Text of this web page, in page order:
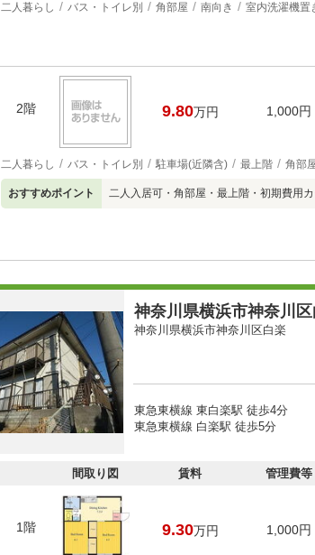
二人暮らし バス・トイレ別 角部屋 南向き 室内洗濯機置
2階 9.80万円 1,000円
二人暮らし バス・トイレ別 駐車場(近隣含) 最上階 角部
おすすめポイント 二人入居可・角部屋・最上階・初期費用
神奈川県横浜市神奈川
神奈川県横浜市神奈川区白楽
東急東横線 東白楽駅 徒歩4分
東急東横線 白楽駅 徒歩5分
間取り図 賃料 管理費等
1階 9.30万円 1,000円